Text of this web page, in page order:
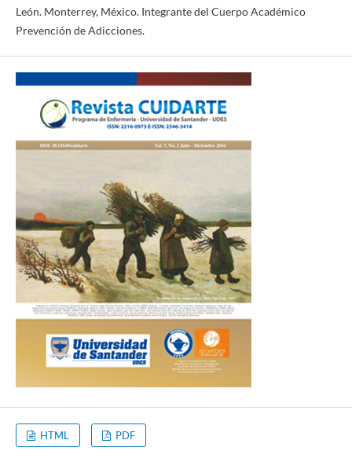
León. Monterrey, México. Integrante del Cuerpo Académico
Prevención de Adicciones.
HTML PDF